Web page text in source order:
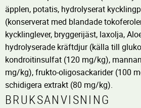
äpplen, potatis, hydrolyserat
(konserverat med blandade
kycklinglever, bryggerijäst, laxolja,
hydrolyserade kräftdjur (källa till
kondroitinsulfat (120 mg/kg),
mg/kg), frukto-oligosackarider (100
schidigera extrakt (80 mg/kg).
BRUKSANVISNING